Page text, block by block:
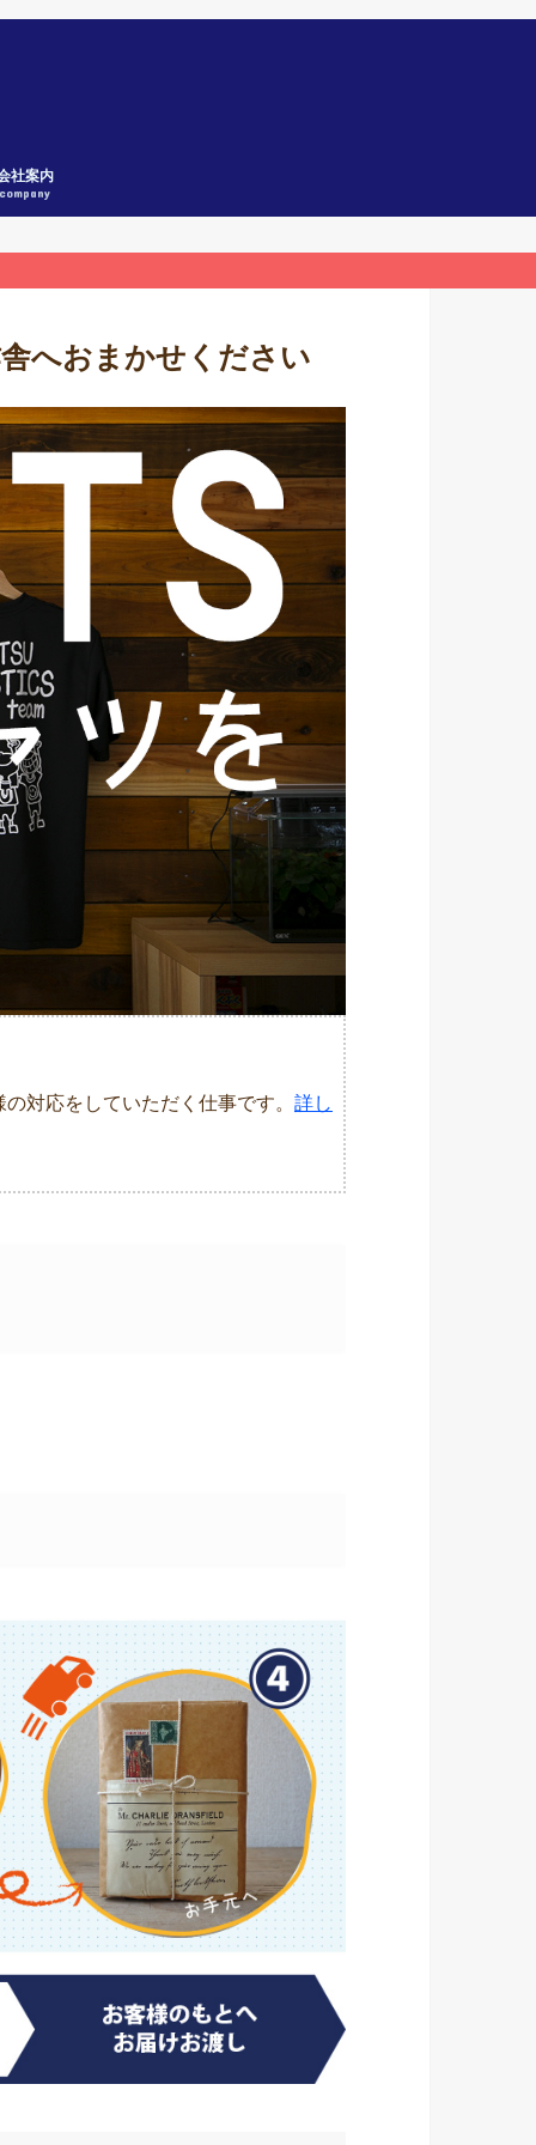
社案内
company
へおまかせください
対応をしていただく仕事です。 詳し